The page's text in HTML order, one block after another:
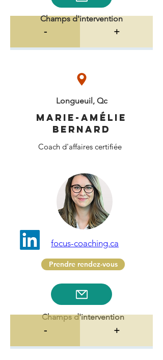
- +
Champs d'intervention
Longueuil, Qc
Marie-Amélie
Bernard
Coach d'affaires certifiée
focus-coaching.ca
Prendre rendez-vous
Champs d'intervention
- +